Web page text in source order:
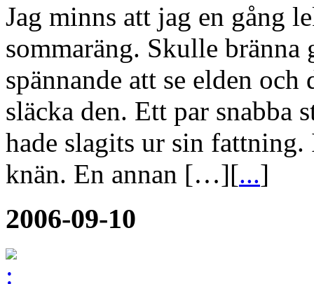
Jag minns att jag en gång
sommaräng. Skulle bränna
spännande att se elden
släcka den. Ett par snabba
hade slagits ur sin
knän. En annan […][...]
2006-09-10